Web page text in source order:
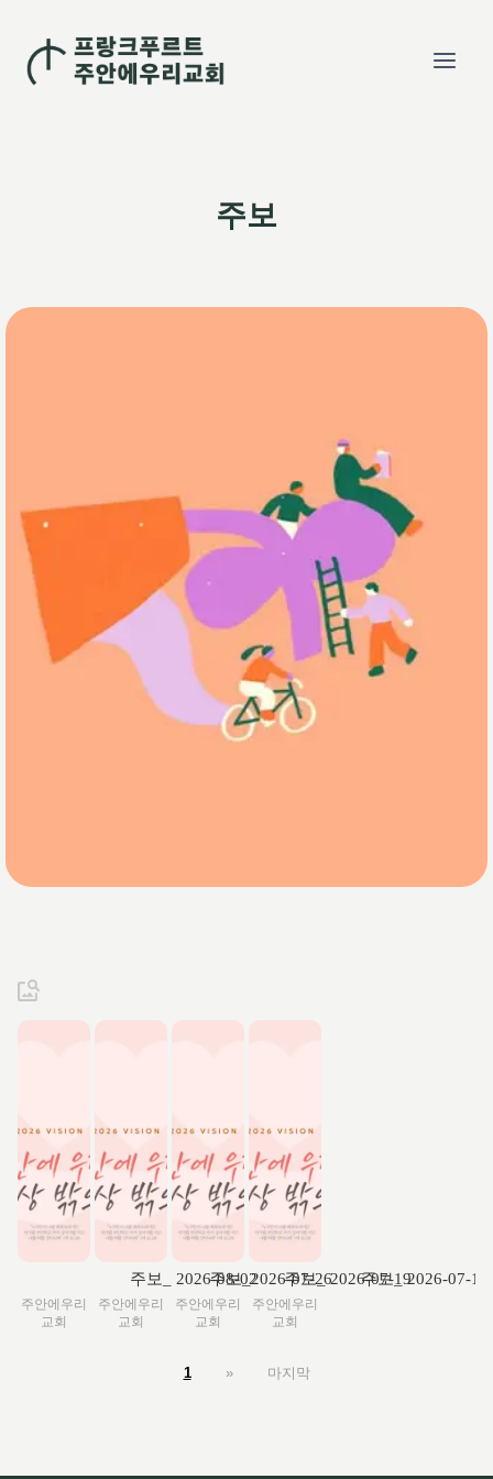
content
주보
주보_ 2026-08-02
주안에우리
교회
주보_2026-07-26
주안에우리
교회
주보_ 2026-07-19
주안에우리
교회
주보_ 2026-07-12
주안에우리
교회
1 » 마지막